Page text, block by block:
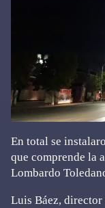
En total se
que comprende la
Lombardo
Luis Báez,